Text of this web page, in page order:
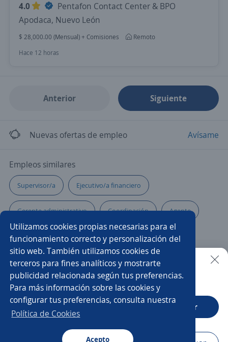
Utilizamos cookies propias necesarias para el
funcionamiento correcto y personalización del
sitio web. También utilizamos cookies de
terceros para fines analíticos y mostrarte
publicidad relacionada según tus preferencias.
Para más información sobre las cookies y
configurar tus preferencias, consulta nuestra
Política de Cookies
Acepto
4.0
Pentafon Contact Center & BPO
Apodaca, Nuevo León
$ 28,000.00 (Mensual) + Comisiones
Remoto
Hace 12 horas
Anterior Siguiente
Nuevas ofertas de empleo Avísame
Empleos similares
Supervisor/a Ejecutivo/a financiero
Gerente administrativo Coordinación Agente
Gerente de proyectos Subgerente/a de tienda
Ejecutivo/a de ventas Asesor/a de ventas
Gerente de ventas comercial Ejecutivo de crédito
Coordinador/a Gerente de ventas agencia automotriz
Gerente de compras Administrativo comercial
Buscar es más fácil en la app
CT App Abrir